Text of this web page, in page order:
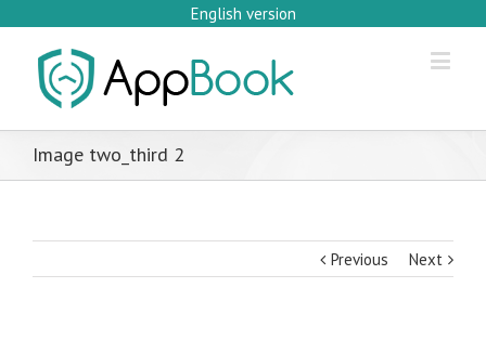
English version
Image two_third 2
Previous Next